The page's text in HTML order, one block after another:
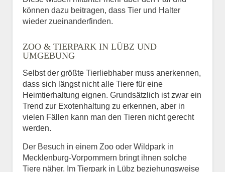
können dazu beitragen, dass Tier und Halter
wieder zueinanderfinden.
ZOO & TIERPARK IN LÜBZ UND
UMGEBUNG
Selbst der größte Tierliebhaber muss anerkennen,
dass sich längst nicht alle Tiere für eine
Heimtierhaltung eignen. Grundsätzlich ist zwar ein
Trend zur Exotenhaltung zu erkennen, aber in
vielen Fällen kann man den Tieren nicht gerecht
werden.
Der Besuch in einem Zoo oder Wildpark in
Mecklenburg-Vorpommern bringt ihnen solche
Tiere näher. Im Tierpark in Lübz beziehungsweise